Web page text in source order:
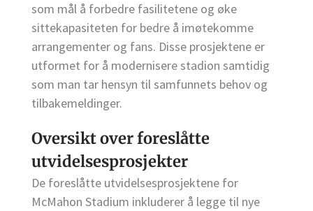
som mål å forbedre fasilitetene og øke
sittekapasiteten for bedre å imøtekomme
arrangementer og fans. Disse prosjektene er
utformet for å modernisere stadion samtidig
som man tar hensyn til samfunnets behov og
tilbakemeldinger.
Oversikt over foreslåtte
utvidelsesprosjekter
De foreslåtte utvidelsesprosjektene for
McMahon Stadium inkluderer å legge til nye